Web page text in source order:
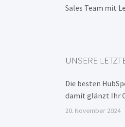
Sales Team mit
UNSERE
Die besten
damit glänzt Ihr
20. November 2024